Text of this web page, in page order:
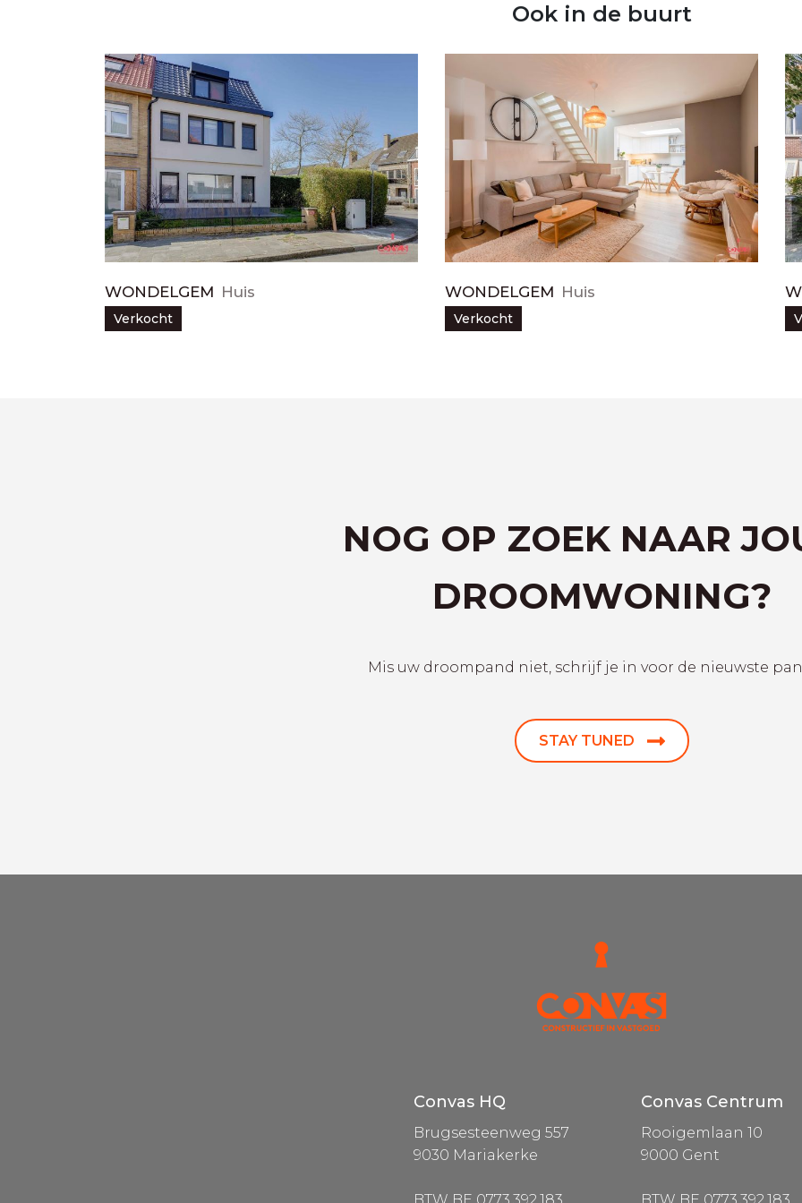
Ook in de buurt
WONDELGEM Huis
Verkocht
WONDELGEM Huis
Verkocht
NOG OP ZOEK NAAR
DROOMWONING?
Mis uw droompand niet, schrijf je in voor de nieuwste
STAY TUNED
Convas HQ
Brugsesteenweg 557
9030 Mariakerke
Convas Centrum
Rooigemlaan 10
9000 Gent